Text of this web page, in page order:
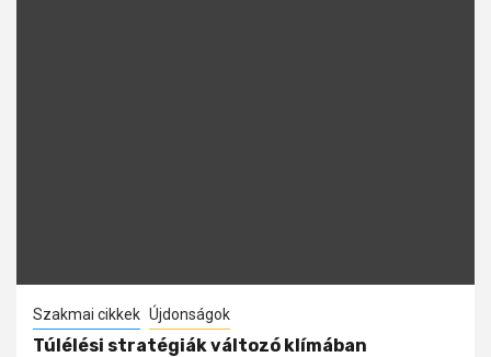
Szakmai cikkek Újdonságok
Túlélési stratégiák változó klímában